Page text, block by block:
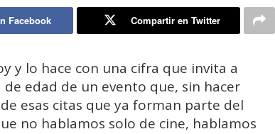
Facebook Compartir en Twitter
y lo hace con una cifra que invita a
edad de un evento que, sin hacer
esas citas que ya forman parte del
no hablamos solo de cine, hablamos